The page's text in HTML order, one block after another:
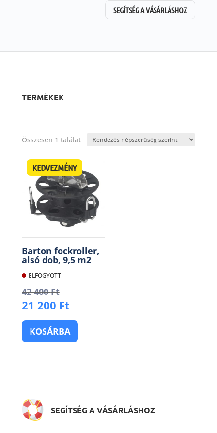
SEGÍTSÉG A VÁSÁRLÁSHOZ
TERMÉKEK
Összesen 1 találat
KEDVEZMÉNY
Barton fockroller,
alsó dob, 9,5 m2
ELFOGYOTT
42 400FtOriginal
price
42
400 Ft.
21 200 FtCurrent
price
is:
21
KOSÁRBA
SEGÍTSÉG A VÁSÁRLÁSHOZ